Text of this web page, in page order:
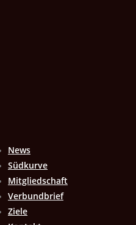
News
Südkurve
Mitgliedschaft
Verbundbrief
Ziele